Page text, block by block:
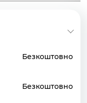
Безкоштовно
Безкоштовно